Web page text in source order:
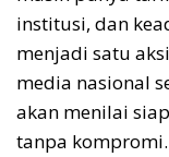
institusi, dan
menjadi satu
media nasional
akan menilai
tanpa